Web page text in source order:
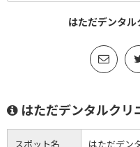
はただデンタ
はただデンタルクリ
スポット名 はただデン